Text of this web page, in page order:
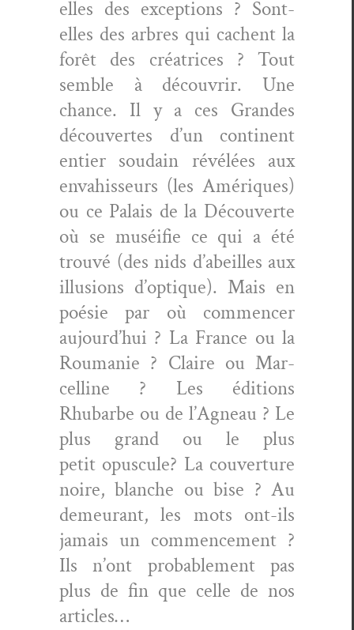
elles des excep­tions ? Sont-
elles des arbres qui cachent la
forêt des créa­tri­ces ? Tout
sem­ble à décou­vrir. Une
chance. Il y a ces Grandes
décou­vertes d’un con­ti­nent
entier soudain révélées aux
envahisseurs (les Amériques)
ou ce Palais de la Décou­verte
où se muséi­fie ce qui a été
trou­vé (des nids d’abeilles aux
illu­sions d’optique). Mais en
poésie par où com­mencer
aujourd’hui ? La France ou la
Roumanie ? Claire ou Mar­
celline ? Les édi­tions
Rhubarbe ou de l’Agneau ? Le
plus grand ou le plus
petit opus­cule? La cou­ver­ture
noire, blanche ou bise ? Au
demeu­rant, les mots ont-ils
jamais un com­mence­ment ?
Ils n’ont prob­a­ble­ment pas
plus de fin que celle de nos
articles…